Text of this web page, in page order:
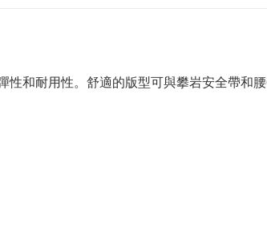
和耐用性。舒適的版型可與攀岩安全帶和